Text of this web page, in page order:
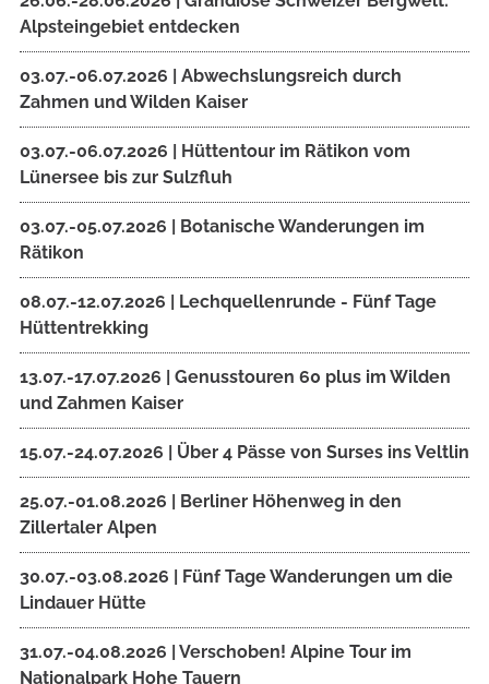
Alpsteingebiet entdecken
03.07.-06.07.2026 | Abwechslungsreich durch
Zahmen und Wilden Kaiser
03.07.-06.07.2026 | Hüttentour im Rätikon vom
Lünersee bis zur Sulzfluh
03.07.-05.07.2026 | Botanische Wanderungen im
Rätikon
08.07.-12.07.2026 | Lechquellenrunde - Fünf Tage
Hüttentrekking
13.07.-17.07.2026 | Genusstouren 60 plus im Wilden
und Zahmen Kaiser
15.07.-24.07.2026 | Über 4 Pässe von Surses ins Veltlin
25.07.-01.08.2026 | Berliner Höhenweg in den
Zillertaler Alpen
30.07.-03.08.2026 | Fünf Tage Wanderungen um die
Lindauer Hütte
31.07.-04.08.2026 | Verschoben! Alpine Tour im
Nationalpark Hohe Tauern